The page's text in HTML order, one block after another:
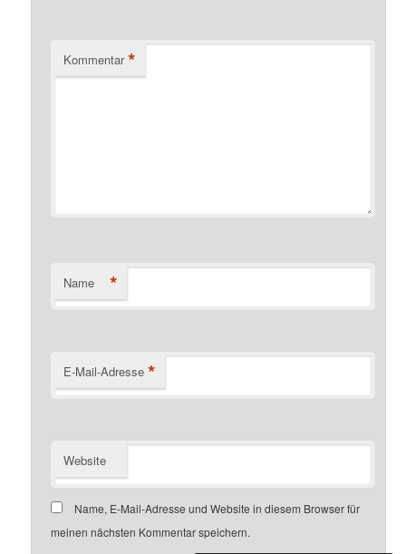
Kommentar *
Name *
E-Mail-Adresse *
Website
Name, E-Mail-Adresse und Website in diesem Browser für
meinen nächsten Kommentar speichern.